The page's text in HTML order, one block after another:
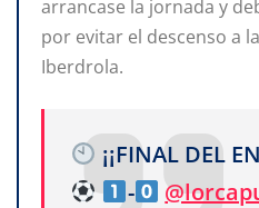
arrancase la jornada y
por evitar el descenso a
Iberdrola.
¡¡FINAL DEL
-